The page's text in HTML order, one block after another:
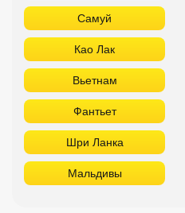
Самуй
Као Лак
Вьетнам
Фантьет
Шри Ланка
Мальдивы